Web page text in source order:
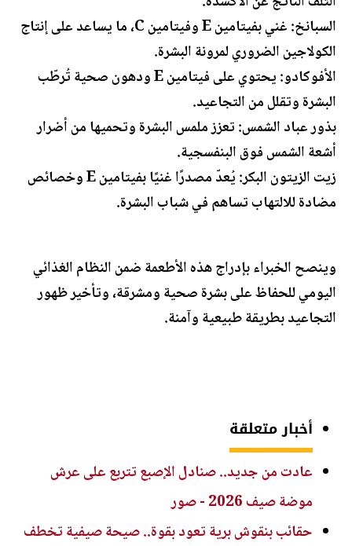
السبانخ: غني بفيتامين E وفيتامين C، ما يساعد على إنتاج
الكولاجين الضروري لمرونة البشرة.
الأفوكادو: يحتوي على فيتامين E ودهون صحية تُرطّب
البشرة وتقلل من التجاعيد.
بذور عباد الشمس: تعزز ملمس البشرة وتحميها من أضرار
أشعة الشمس فوق البنفسجية.
زيت الزيتون البكر: يُعدّ مصدرًا غنيًا بفيتامين E وخصائص
مضادة للالتهاب تساهم في شباب البشرة.
وينصح الخبراء بإدراج هذه الأطعمة ضمن النظام الغذائي
اليومي للحفاظ على بشرة صحية ومشرقة، وتأخير ظهور
التجاعيد بطريقة طبيعية وآمنة.
أخبار متعلقة
عادت من جديد.. صنادل الإصبع تتربع على عرش
موضة صيف 2026 - صور
حقائب بنقوش برية تعود بقوة.. صيحة صيفية تخطف